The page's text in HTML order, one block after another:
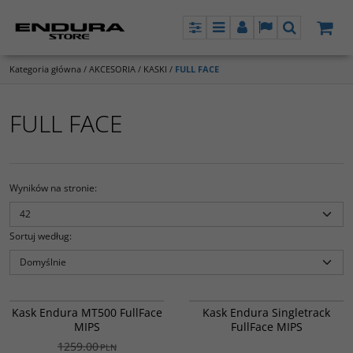
PanelMenuPanel LangSzukaj
Kategoria główna / AKCESORIA / KASKI / FULL FACE
FULL FACE
Wyników na stronie:
Sortuj według:
PROMOCJA
DARMOWA DOSTAWA
odmian MTB. Wykorzystując
zaawansowany materiał Koroyd,
kask zapewnia ochronę z
Kask Endura MT500 FullFace
MIPS
1259.00PLN
DARMOWA DOSTAWA
trasach MTB.
Kask Endura Singletrack
FullFace MIPS